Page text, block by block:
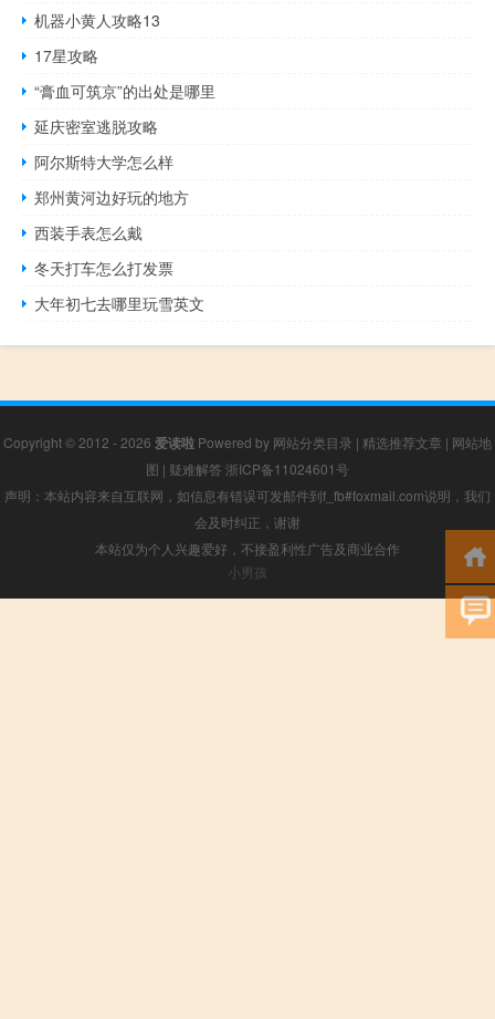
机器小黄人攻略13
17星攻略
“膏血可筑京”的出处是哪里
延庆密室逃脱攻略
阿尔斯特大学怎么样
郑州黄河边好玩的地方
西装手表怎么戴
冬天打车怎么打发票
大年初七去哪里玩雪英文
Copyright © 2012 - 2026 爱读啦 Powered by 网站分类目录 | 精选推荐文章 | 网站地
图 | 疑难解答 浙ICP备11024601号
声明：本站内容来自互联网，如信息有错误可发邮件到f_fb#foxmail.com说明，我们
会及时纠正，谢谢
本站仅为个人兴趣爱好，不接盈利性广告及商业合作
小男孩